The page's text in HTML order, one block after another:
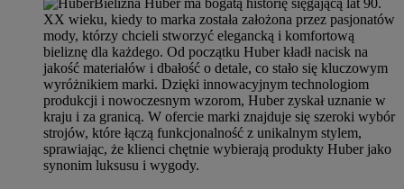
Bielizna Huber ma bogatą historię sięgającą lat 90.
XX wieku, kiedy to marka została założona przez pasjonatów
mody, którzy chcieli stworzyć elegancką i komfortową
bieliznę dla każdego. Od początku Huber kładł nacisk na
jakość materiałów i dbałość o detale, co stało się kluczowym
wyróżnikiem marki. Dzięki innowacyjnym technologiom
produkcji i nowoczesnym wzorom, Huber zyskał uznanie w
kraju i za granicą. W ofercie marki znajduje się szeroki wybór
strojów, które łączą funkcjonalność z unikalnym stylem,
sprawiając, że klienci chętnie wybierają produkty Huber jako
synonim luksusu i wygody.